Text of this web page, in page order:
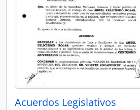
Acuerdos Legislativos